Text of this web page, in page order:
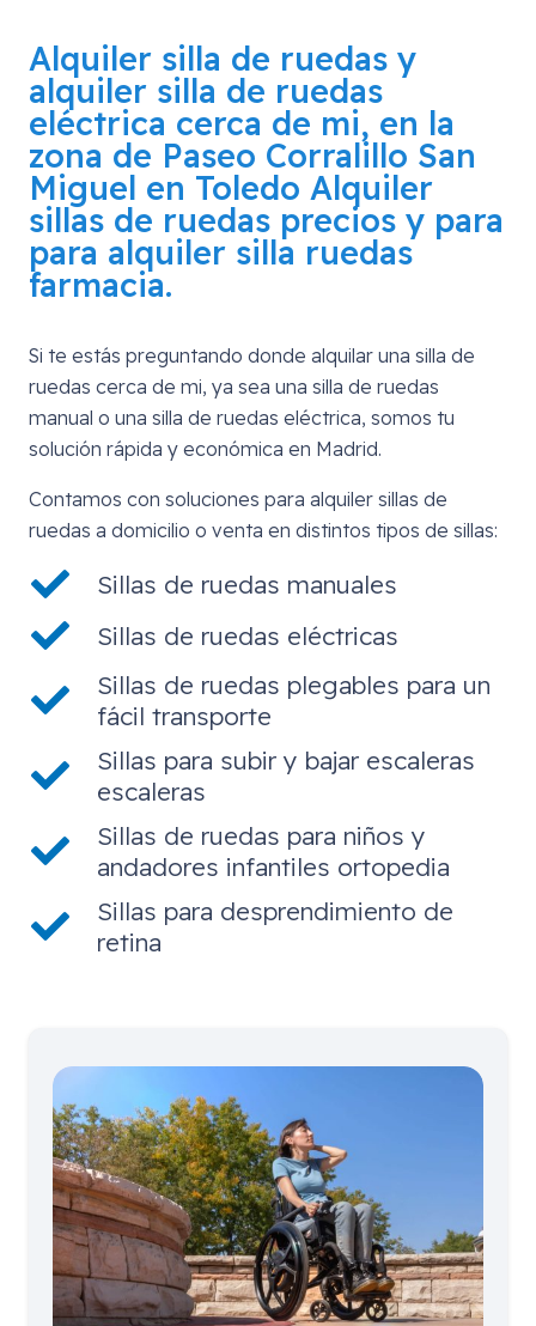
Alquiler silla de ruedas y
alquiler silla de ruedas
eléctrica cerca de mi, en la
zona de Paseo Corralillo San
Miguel en Toledo Alquiler
sillas de ruedas precios y para
para alquiler silla ruedas
farmacia.
Si te estás preguntando donde alquilar una silla de
ruedas cerca de mi, ya sea una silla de ruedas
manual o una silla de ruedas eléctrica, somos tu
solución rápida y económica en Madrid.
Contamos con soluciones para alquiler sillas de
ruedas a domicilio o venta en distintos tipos de sillas:
Sillas de ruedas manuales
Sillas de ruedas eléctricas
Sillas de ruedas plegables para un
fácil transporte
Sillas para subir y bajar escaleras
escaleras
Sillas de ruedas para niños y
andadores infantiles ortopedia
Sillas para desprendimiento de
retina